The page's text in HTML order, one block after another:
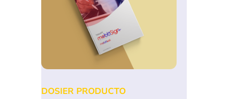
DOSIER PRODUCTO